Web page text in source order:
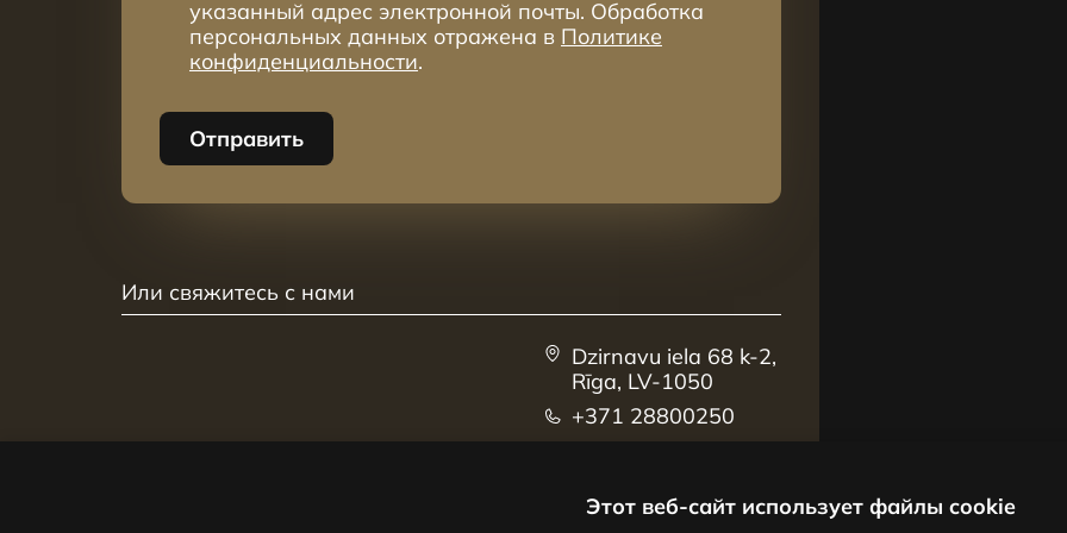
Этот веб-сайт использует файлы cookie
указанный адрес электронной почты. Обработка
персональных данных отражена в Политике
конфиденциальности.
Отправить
Или свяжитесь с нами
Dzirnavu iela 68 k-2,
Rīga, LV-1050
+371 28800250